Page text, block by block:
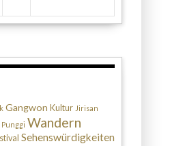
Gangwon Kultur Jirisan
Punggi Wandern
Sehenswürdigkeiten